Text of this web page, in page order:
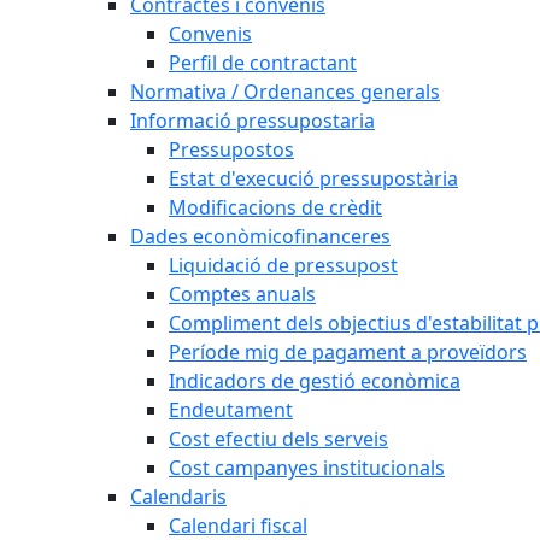
Convenis
Perfil de contractant
Normativa / Ordenances generals
Informació pressupostaria
Pressupostos
Estat d'execució pressupostària
Modificacions de crèdit
Dades econòmicofinanceres
Liquidació de pressupost
Comptes anuals
Compliment dels objectius d'estabilitat
Període mig de pagament a proveïdors
Indicadors de gestió econòmica
Endeutament
Cost efectiu dels serveis
Cost campanyes institucionals
Calendaris
Calendari fiscal